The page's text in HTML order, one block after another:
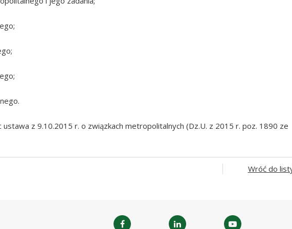
ustawa z 9.10.2015 r. o związkach metropolitalnych (Dz.U. z 2015 r. poz. 1890 ze
Wróć do